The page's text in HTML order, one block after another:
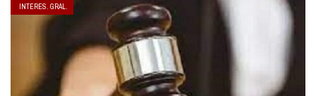
INTERES. GRAL.